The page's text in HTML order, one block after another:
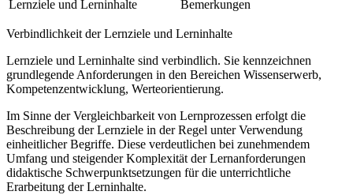
Lernziele und Lerninhalte Bemerkungen
Verbindlichkeit der Lernziele und Lerninhalte
Lernziele und Lerninhalte sind verbindlich. Sie kennzeichnen
grundlegende Anforderungen in den Bereichen Wissenserwerb,
Kompetenzentwicklung, Werteorientierung.
Im Sinne der Vergleichbarkeit von Lernprozessen erfolgt die
Beschreibung der Lernziele in der Regel unter Verwendung
einheitlicher Begriffe. Diese verdeutlichen bei zunehmendem
Umfang und steigender Komplexität der Lernanforderungen
didaktische Schwerpunktsetzungen für die unterrichtliche
Erarbeitung der Lerninhalte.